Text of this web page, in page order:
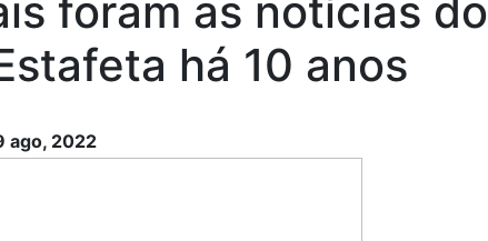
foram as notícias do
há 10 anos
ago, 2022